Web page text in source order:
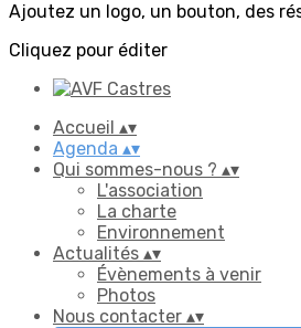
Ajoutez un logo, un bouton, des
Cliquez pour éditer
Accueil ▴▾
Agenda ▴▾
Qui sommes-nous ? ▴▾
L'association
La charte
Environnement
Actualités ▴▾
Évènements à venir
Photos
Nous contacter ▴▾